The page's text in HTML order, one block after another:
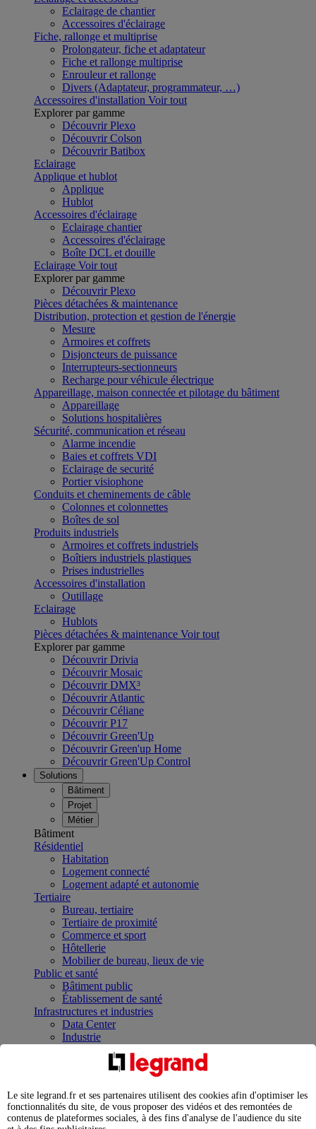
Eclairage de chantier
Accessoires d'éclairage
Fiche, rallonge et multiprise
Prolongateur, fiche et adaptateur
Fiche et rallonge multiprise
Enrouleur et rallonge
Divers (Adaptateur, programmateur, …)
Accessoires d'installation Voir tout
Explorer par gamme
Découvrir Plexo
Découvrir Colson
Découvrir Batibox
Eclairage
Applique et hublot
Applique
Hublot
Accessoires d'éclairage
Eclairage chantier
Accessoires d'éclairage
Boîte DCL et douille
Eclairage Voir tout
Explorer par gamme
Découvrir Plexo
Pièces détachées & maintenance
Distribution, protection et gestion de l'énergie
Mesure
Armoires et coffrets
Disjoncteurs de puissance
Interrupteurs-sectionneurs
Recharge pour véhicule électrique
Appareillage, maison connectée et pilotage du bâtiment
Appareillage
Solutions hospitalières
Sécurité, communication et réseau
Alarme incendie
Baies et coffrets VDI
Eclairage de securité
Portier visiophone
Conduits et cheminements de câble
Colonnes et colonnettes
Boîtes de sol
Produits industriels
Armoires et coffrets industriels
Boîtiers industriels plastiques
Prises industrielles
Accessoires d'installation
Outillage
Eclairage
Hublots
Pièces détachées & maintenance Voir tout
Explorer par gamme
Découvrir Drivia
Découvrir Mosaic
Découvrir DMX³
Découvrir Atlantic
Découvrir Céliane
Découvrir P17
Découvrir Green'Up
Découvrir Green'up Home
Découvrir Green'Up Control
Solutions
Bâtiment
Projet
Métier
Bâtiment
Résidentiel
Habitation
Logement connecté
Logement adapté et autonomie
Tertiaire
Bureau, tertiaire
Tertiaire de proximité
Commerce et sport
Hôtellerie
Mobilier de bureau, lieux de vie
Public et santé
Bâtiment public
Établissement de santé
Infrastructures et industries
Data Center
Industrie
Infrastructures
Contrôler et planifier le fonctionnement des appareils
Répartir et optimiser son tableau électrique
Legrand Data Center Solutions : concentrer les
expertises au service de vos performances
Le site legrand.fr et ses partenaires utilisent des cookies afin d'optimiser les
fonctionnalités du site, de vous proposer des vidéos et des remontées de
contenus de plateformes sociales, à des fins d'analyse de l'audience du site